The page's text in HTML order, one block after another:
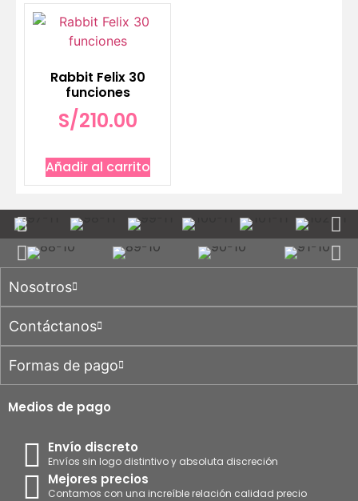
Rabbit Felix 30
funciones
S/210.00
Añadir al carrito
Nosotros
Contáctanos
Formas de pago
Medios de pago
Envío discreto
Envíos sin logo distintivo y absoluta discreción
Mejores precios
Contamos con una increíble relación calidad precio